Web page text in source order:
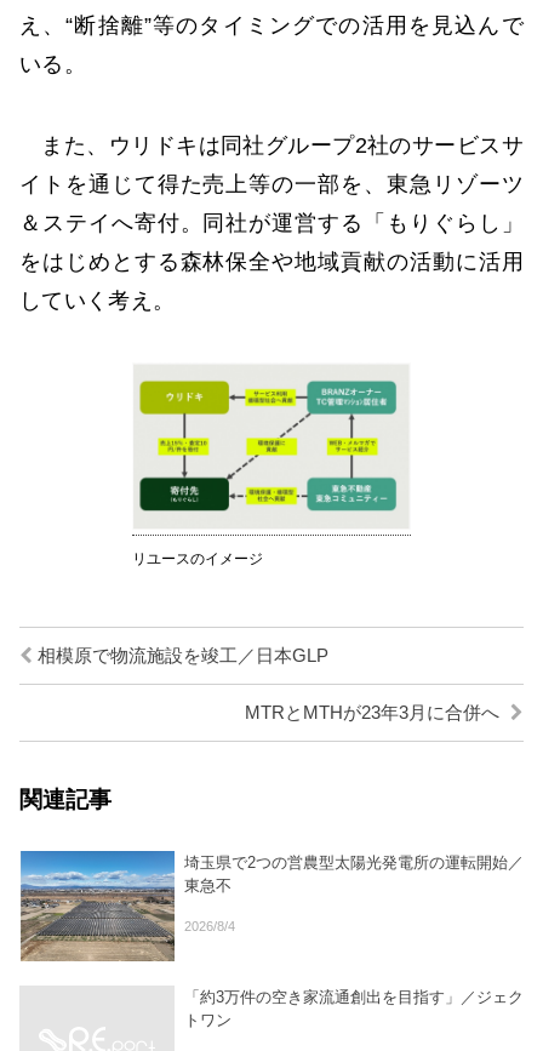
え、“断捨離”等のタイミングでの活用を見込んで
いる。
また、ウリドキは同社グループ2社のサービスサ
イトを通じて得た売上等の一部を、東急リゾーツ
＆ステイへ寄付。同社が運営する「もりぐらし」
をはじめとする森林保全や地域貢献の活動に活用
していく考え。
リユースのイメージ
相模原で物流施設を竣工／日本GLP
MTRとMTHが23年3月に合併へ
関連記事
埼玉県で2つの営農型太陽光発電所の運転開始／
東急不
2026/8/4
「約3万件の空き家流通創出を目指す」／ジェク
トワン